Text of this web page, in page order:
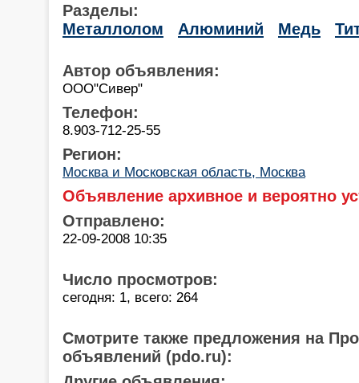
Разделы:
Металлолом
Алюминий Медь
Автор объявления:
ООО"Сивер"
Телефон:
8.903-712-25-55
Регион:
Москва и Московская область, Москва
Объявление архивное и вероятно
Отправлено:
22-09-2008 10:35
Число просмотров:
сегодня: 1, всего: 264
Смотрите также предложения на
объявлений (pdo.ru):